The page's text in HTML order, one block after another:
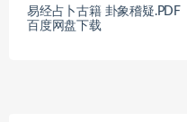
易经占卜古籍 卦象稽疑.PDF
百度网盘下载